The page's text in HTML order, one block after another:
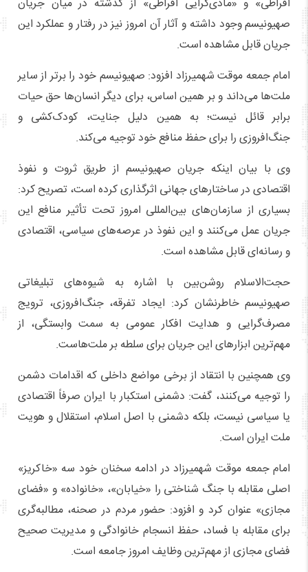
صهیونیسم وجود داشته و آثار آن امروز نیز در رفتار و عملکرد این
جریان قابل مشاهده است.
امام جمعه موقت شهمیرزاد افزود: صهیونیسم خود را برتر از سایر
ملت‌ها می‌داند و بر همین اساس، برای دیگر انسان‌ها حق حیات
برابر قائل نیست؛ به همین دلیل جنایت، کودک‌کشی و
جنگ‌افروزی را برای حفظ منافع خود توجیه می‌کند.
وی با بیان اینکه جریان صهیونیسم از طریق ثروت و نفوذ
اقتصادی در ساختارهای جهانی اثرگذاری کرده است، تصریح کرد:
بسیاری از سازمان‌های بین‌المللی امروز تحت تأثیر منافع این
جریان عمل می‌کنند و این نفوذ در عرصه‌های سیاسی، اقتصادی
و رسانه‌ای قابل مشاهده است.
حجت‌الاسلام روشن‌بین با اشاره به شیوه‌های تبلیغاتی
صهیونیسم خاطرنشان کرد: ایجاد تفرقه، جنگ‌افروزی، ترویج
مصرف‌گرایی و هدایت افکار عمومی به سمت وابستگی، از
مهم‌ترین ابزارهای این جریان برای سلطه بر ملت‌هاست.
وی همچنین با انتقاد از برخی مواضع داخلی که اقدامات دشمن
را توجیه می‌کنند، گفت: دشمنی استکبار با ایران صرفاً اقتصادی
یا سیاسی نیست، بلکه دشمنی با اصل اسلام، استقلال و هویت
ملت ایران است.
امام جمعه موقت شهمیرزاد در ادامه سخنان خود سه «خاکریز»
اصلی مقابله با جنگ شناختی را «خیابان»، «خانواده» و «فضای
مجازی» عنوان کرد و افزود: حضور مردم در صحنه، مطالبه‌گری
برای مقابله با فساد، حفظ انسجام خانوادگی و مدیریت صحیح
فضای مجازی از مهم‌ترین وظایف امروز جامعه است.